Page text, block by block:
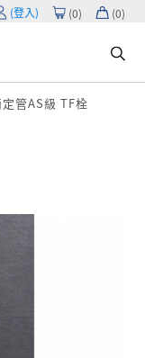
(登入) (0) (0)
管AS級 TF栓